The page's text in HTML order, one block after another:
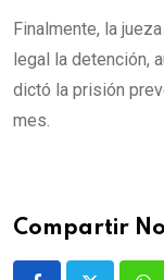
Finalmente, la
legal la detención,
dictó la prisión
mes.
Compartir